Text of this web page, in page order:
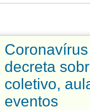
decreta
coletivo,
eventos